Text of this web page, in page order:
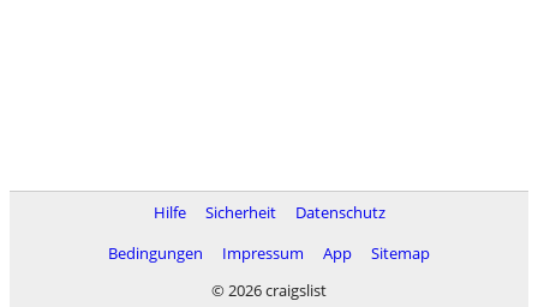
Hilfe Sicherheit
Datenschutz
Bedingungen
Impressum App
Sitemap
© 2026 craigslist